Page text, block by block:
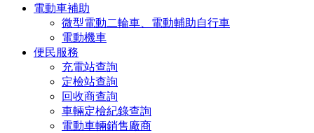
電動車補助
微型電動二輪車、電動輔助自行車
電動機車
便民服務
充電站查詢
定檢站查詢
回收商查詢
車輛定檢紀錄查詢
電動車輛銷售廠商